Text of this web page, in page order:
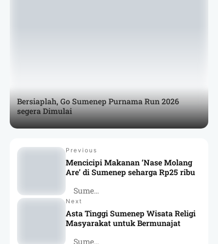
Bersiaplah, Go Sumenep Purnama Run 2026
segera Dimulai
Previous
Mencicipi Makanan ‘Nase Molang
Are’ di Sumenep seharga Rp25 ribu
Sumenep
Next
Asta Tinggi Sumenep Wisata Religi
Masyarakat untuk Bermunajat
Sumenep